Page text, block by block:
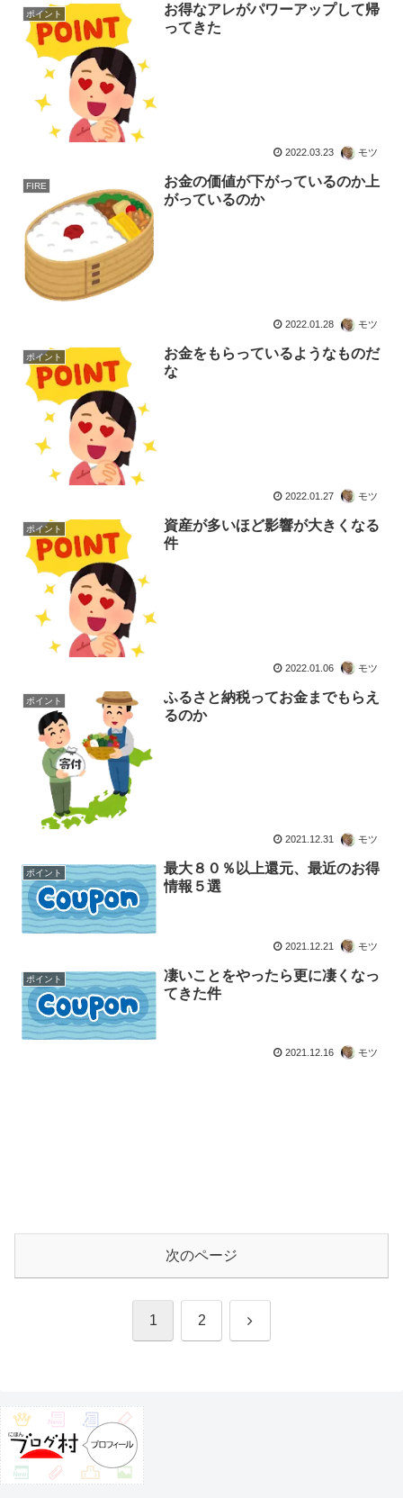
ポイント
お得なアレがパワーアップして帰
ってきた
2022.03.23 モツ
FIRE
お金の価値が下がっているのか上
がっているのか
2022.01.28 モツ
ポイント
お金をもらっているようなものだ
な
2022.01.27 モツ
ポイント
資産が多いほど影響が大きくなる
件
2022.01.06 モツ
ポイント
ふるさと納税ってお金までもらえ
るのか
2021.12.31 モツ
ポイント
最大８０％以上還元、最近のお得
情報５選
2021.12.21 モツ
ポイント
凄いことをやったら更に凄くなっ
てきた件
2021.12.16 モツ
次のページ
1 2 次